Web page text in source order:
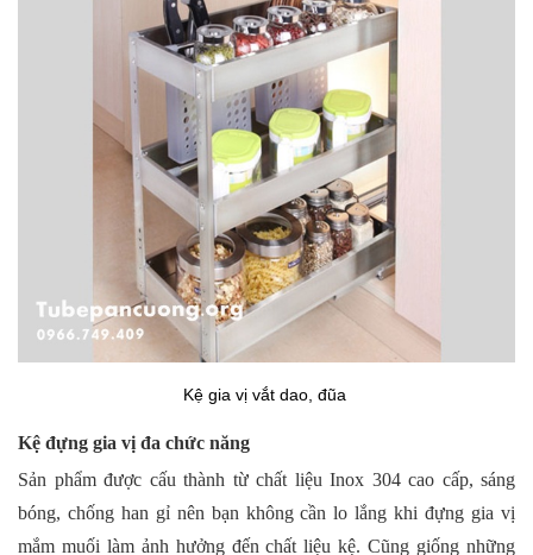
Kệ gia vị vắt dao, đũa
Kệ đựng gia vị đa chức năng
Sản phẩm được cấu thành từ chất liệu Inox 304 cao cấp, sáng
bóng, chống han gỉ nên bạn không cần lo lắng khi đựng gia vị
mắm muối làm ảnh hưởng đến chất liệu kệ. Cũng giống những